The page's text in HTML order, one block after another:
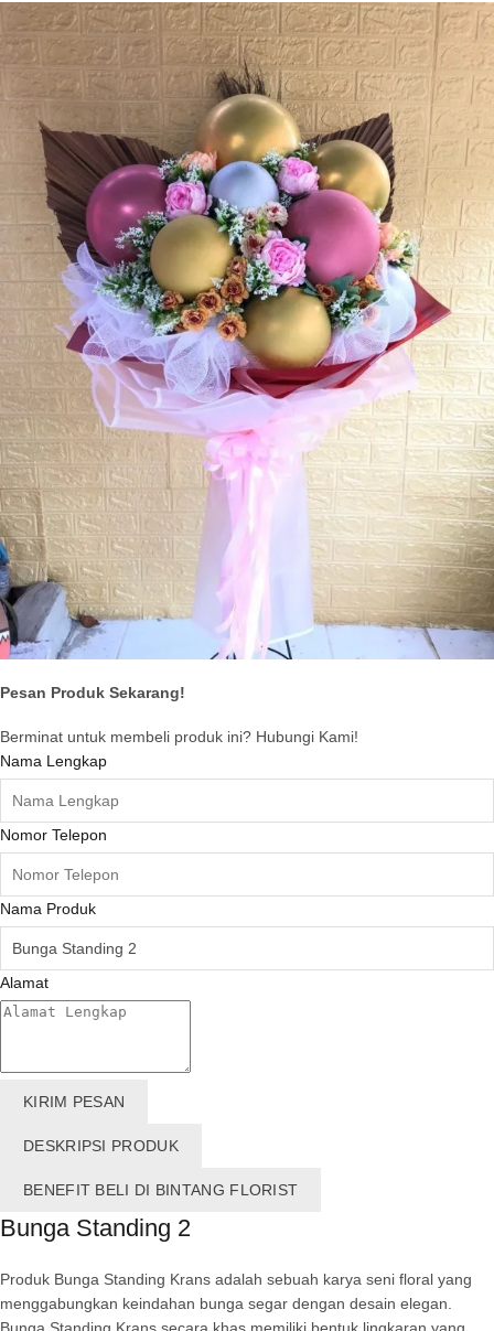
Pesan Produk Sekarang!
Berminat untuk membeli produk ini? Hubungi Kami!
Nama Lengkap
Nomor Telepon
Nama Produk
Alamat
KIRIM PESAN
DESKRIPSI PRODUK
BENEFIT BELI DI BINTANG FLORIST
Bunga Standing 2
Produk Bunga Standing Krans adalah sebuah karya seni floral yang
menggabungkan keindahan bunga segar dengan desain elegan.